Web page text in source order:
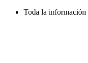
Toda la información